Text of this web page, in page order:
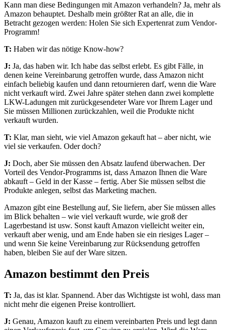
Kann man diese Bedingungen mit Amazon verhandeln? Ja, mehr als
Amazon behauptet. Deshalb mein größter Rat an alle, die in
Betracht gezogen werden: Holen Sie sich Expertenrat zum Vendor-
Programm!
T: Haben wir das nötige Know-how?
J: Ja, das haben wir. Ich habe das selbst erlebt. Es gibt Fälle, in
denen keine Vereinbarung getroffen wurde, dass Amazon nicht
einfach beliebig kaufen und dann retournieren darf, wenn die Ware
nicht verkauft wird. Zwei Jahre später stehen dann zwei komplette
LKW-Ladungen mit zurückgesendeter Ware vor Ihrem Lager und
Sie müssen Millionen zurückzahlen, weil die Produkte nicht
verkauft wurden.
T: Klar, man sieht, wie viel Amazon gekauft hat – aber nicht, wie
viel sie verkaufen. Oder doch?
J: Doch, aber Sie müssen den Absatz laufend überwachen. Der
Vorteil des Vendor-Programms ist, dass Amazon Ihnen die Ware
abkauft – Geld in der Kasse – fertig. Aber Sie müssen selbst die
Produkte anlegen, selbst das Marketing machen.
Amazon gibt eine Bestellung auf, Sie liefern, aber Sie müssen alles
im Blick behalten – wie viel verkauft wurde, wie groß der
Lagerbestand ist usw. Sonst kauft Amazon vielleicht weiter ein,
verkauft aber wenig, und am Ende haben sie ein riesiges Lager –
und wenn Sie keine Vereinbarung zur Rücksendung getroffen
haben, bleiben Sie auf der Ware sitzen.
Amazon bestimmt den Preis
T: Ja, das ist klar. Spannend. Aber das Wichtigste ist wohl, dass man
nicht mehr die eigenen Preise kontrolliert.
J: Genau, Amazon kauft zu einem vereinbarten Preis und legt dann